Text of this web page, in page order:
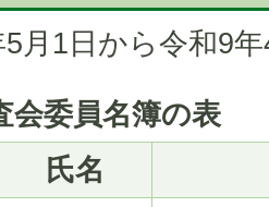
月1日から令和9
会委員名簿の表
氏名